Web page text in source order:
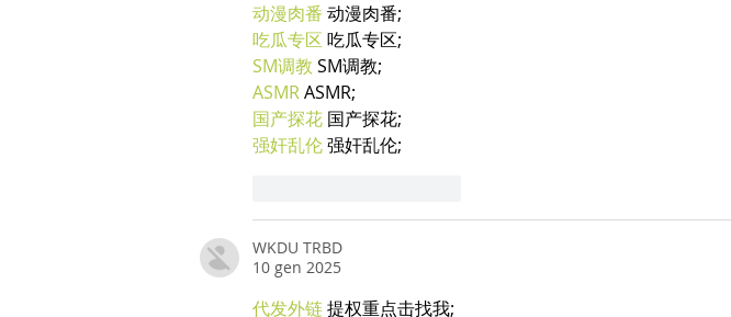
动漫肉番 动漫肉番;
吃瓜专区 吃瓜专区;
SM调教 SM调教;
ASMR ASMR;
国产探花 国产探花;
强奸乱伦 强奸乱伦;
WKDU TRBD
10 gen 2025
代发外链 提权重点击找我;